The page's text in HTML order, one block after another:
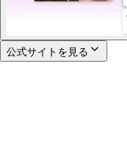
公式サイトを見る